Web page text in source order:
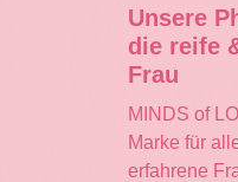
Unsere
die reife
Frau
MINDS of
Marke für
erfahrene